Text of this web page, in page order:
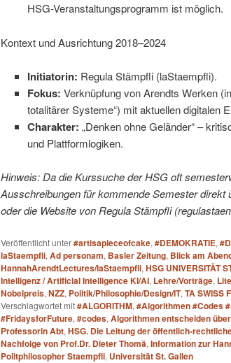
HSG-Veranstaltungsprogramm ist möglich.
Kontext und Ausrichtung 2018–2024
Initiatorin: Regula Stämpfli (laStaempfli).
Fokus: Verknüpfung von Arendts Werken
totalitärer Systeme“) mit aktuellen digitalen
Charakter: „Denken ohne Geländer“ –
und Plattformlogiken.
Hinweis: Da die Kurssuche der HSG oft
Ausschreibungen für kommende Semester
oder die Website von Regula Stämpfli
Veröffentlicht unter#artisapieceofcake, #DEMOKRATIE,
laStaempfli, Ad personam, Basler Zeitung, Blick am
HannahArendtLectures/laStaempfli, HSG UNIVERSITÄT
Intelligenz / Artificial Intelligence KI/AI, Lehre/Vorträge,
Nobelpreis, NZZ, Politik/Philosophie/Design/IT, TA SWISS
Verschlagwortet mit#ALGORITHM, #Algorithmen #Codes
#FridaysforFuture, #codes, Algorithmen entscheiden
Professorin Abt, HSG. Die Leitung der öffentlich-
Nachfolge von Prof.Dr. Dieter Thomä, Information zur
Politphilosopher Staempfli, Universität St. Gallen